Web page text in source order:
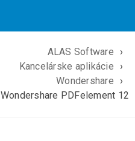
ALAS Software
›
Kancelárske aplikácie
›
Wondershare
›
Wondershare PDFelement 12